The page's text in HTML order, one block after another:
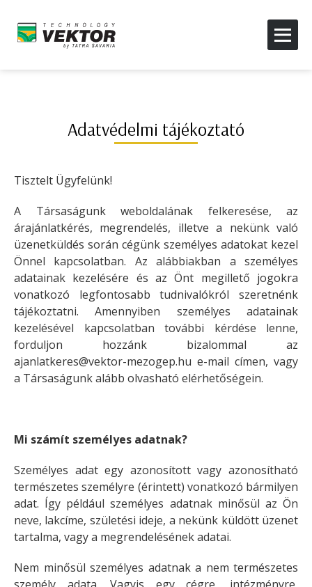
Adatvédelmi tájékoztató
Tisztelt Ügyfelünk!
A Társaságunk weboldalának felkeresése, az
árajánlatkérés, megrendelés, illetve a nekünk való
üzenetküldés során cégünk személyes adatokat kezel
Önnel kapcsolatban. Az alábbiakban a személyes
adatainak kezelésére és az Önt megillető jogokra
vonatkozó legfontosabb tudnivalókról szeretnénk
tájékoztatni. Amennyiben személyes adatainak
kezelésével kapcsolatban további kérdése lenne,
forduljon hozzánk bizalommal az
ajanlatkeres@vektor-mezogep.hu e-mail címen, vagy
a Társaságunk alább olvasható elérhetőségein.
Mi számít személyes adatnak?
Személyes adat egy azonosított vagy azonosítható
természetes személyre (érintett) vonatkozó bármilyen
adat. Így például személyes adatnak minősül az Ön
neve, lakcíme, születési ideje, a nekünk küldött üzenet
tartalma, vagy a megrendelésének adatai.
Nem minősül személyes adatnak a nem természetes